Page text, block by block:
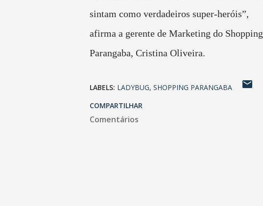
sintam como verdadeiros super-heróis”,
afirma a gerente de Marketing do Shopping
Parangaba, Cristina Oliveira.
LABELS: LADYBUG SHOPPING PARANGABA
COMPARTILHAR
Comentários